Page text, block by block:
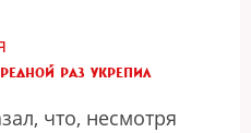
раз укрепил
что, несмотря